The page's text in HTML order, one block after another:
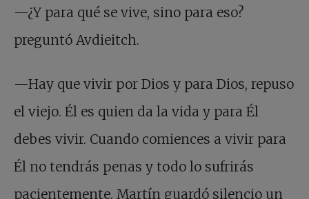
—¿Y para qué se vive, sino para eso?
preguntó Avdieitch.
—Hay que vivir por Dios y para Dios, repuso
el viejo. Él es quien da la vida y para Él
debes vivir. Cuando comiences a vivir para
Él no tendrás penas y todo lo sufrirás
pacientemente. Martín guardó silencio un